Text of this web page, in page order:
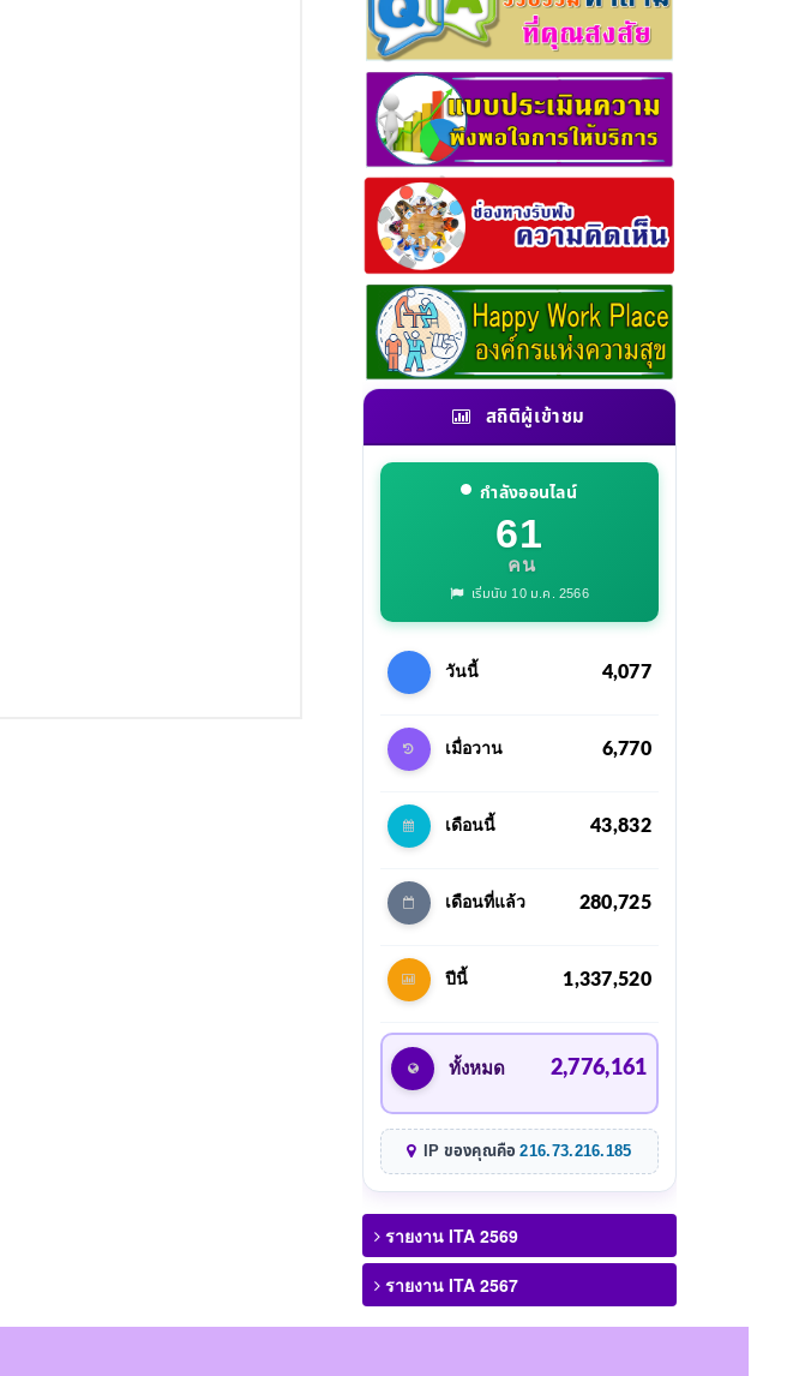
สถิติผู้เข้าชม
กำลังออนไลน์
61
คน
เริ่มนับ 10 ม.ค. 2566
วันนี้ 4,077
เมื่อวาน 6,770
เดือนนี้ 43,832
เดือนที่แล้ว 280,725
ปีนี้ 1,337,520
ทั้งหมด 2,776,161
IP ของคุณคือ216.73.216.185
รายงาน ITA 2569
รายงาน ITA 2567